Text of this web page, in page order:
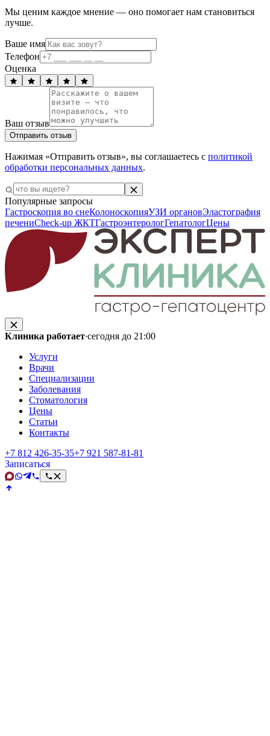
Мы ценим каждое мнение — оно помогает нам становиться
лучше.
Ваше имя
Телефон
Оценка
Ваш отзыв
Отправить отзыв
Нажимая «Отправить отзыв», вы соглашаетесь с политикой
обработки персональных данных.
Популярные запросы
Гастроскопия во снеКолоноскопияУЗИ органовЭластография
печениCheck-up ЖКТГастроэнтерологГепатологЦены
Клиника работает·сегодня до 21:00
Услуги
Врачи
Специализации
Заболевания
Стоматология
Цены
Статьи
Контакты
+7 812 426‑35‑35+7 921 587‑81‑81
Записаться